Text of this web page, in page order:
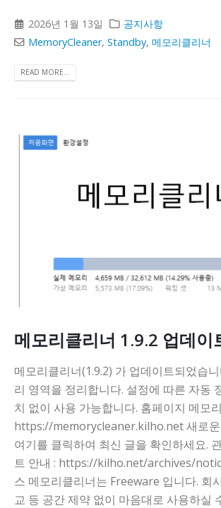
2026년 1월 13일
공지사항
MemoryCleaner,Standby,메모리클리너
READ MORE...
메모리클리너 1.9.2 업데이
메모리클리너(1.9.2) 가 업데이트되었습
리 영역을 정리합니다. 설정에 따른 자동
치 없이 사용 가능합니다. 홈페이지 메모
https://memorycleaner.kilho.net 새로운
여기를 클릭하여 최신 글을 확인하세요.
트 안내 : https://kilho.net/archives/
스 메모리클리너는 Freeware 입니다. 회
교 등 공간 제약 없이 마음대로 사용하실